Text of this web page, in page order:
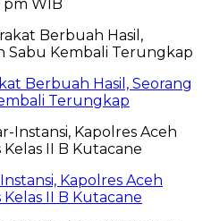
pm WIB
Berbuah Hasil, Seorang
Terungkap
Kapolres Aceh
II B Kutacane